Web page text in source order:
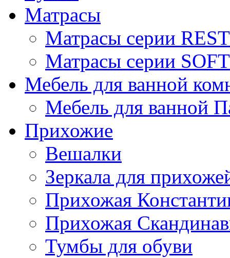
Матрасы
Матрасы серии REST
Матрасы серии SOFT
Мебель для ванной
Мебель для ванной
Прихожие
Вешалки
Зеркала для
Прихожая
Прихожая
Тумбы для обуви